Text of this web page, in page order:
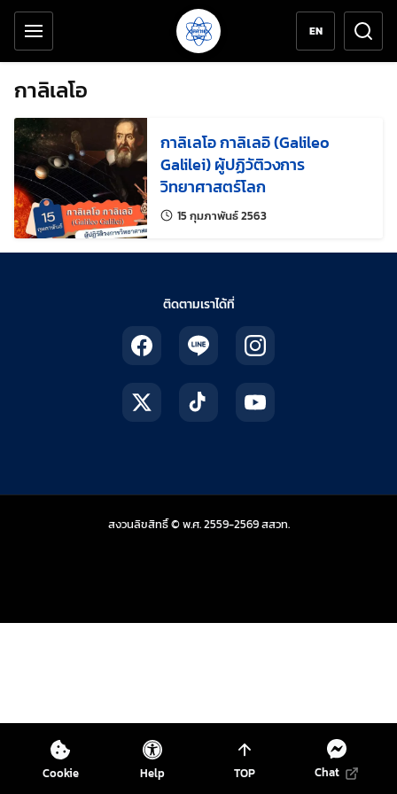
ข้ามไปยังเนื้อหาหลัก
เครื่องมือช่วยเหลือ
EN
กาลิเลโอ
กาลิเลโอ กาลิเลอิ (Galileo
Galilei) ผู้ปฏิวัติวงการ
วิทยาศาสตร์โลก
15 กุมภาพันธ์ 2563แก้ไขล่าสุดเมื่อ:
ติดตามเราได้ที่
สงวนลิขสิทธิ์ © พ.ศ. 2559-2569สสวท.สถาบันส่งเสริมการสอ
Cookie Help TOP Chat